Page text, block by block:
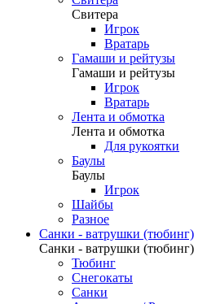
Свитера
Игрок
Вратарь
Гамаши и рейтузы
Гамаши и рейтузы
Игрок
Вратарь
Лента и обмотка
Лента и обмотка
Для рукоятки
Баулы
Баулы
Игрок
Шайбы
Разное
Санки - ватрушки (тюбинг)
Санки - ватрушки (тюбинг)
Тюбинг
Снегокаты
Санки